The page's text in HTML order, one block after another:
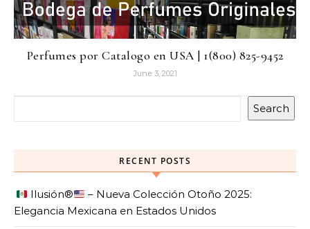
Perfumes por Catalogo en USA | 1(800) 825-9452
June 3, 2021
Search
RECENT POSTS
Ilusión®️
– Nueva Colección Otoño 2025:
Elegancia Mexicana en Estados Unidos